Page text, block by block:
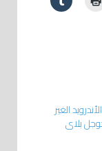
الغير
بلاي